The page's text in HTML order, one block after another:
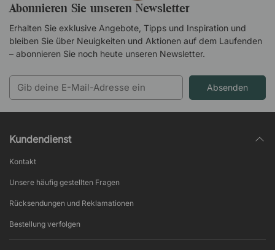
Abonnieren Sie unseren Newsletter
Erhalten Sie exklusive Angebote, Tipps und Inspiration und
bleiben Sie über Neuigkeiten und Aktionen auf dem Laufenden
– abonnieren Sie noch heute unseren Newsletter.
Absenden
Kundendienst
Kontakt
Unsere häufig gestellten Fragen
Rücksendungen und Reklamationen
Bestellung verfolgen